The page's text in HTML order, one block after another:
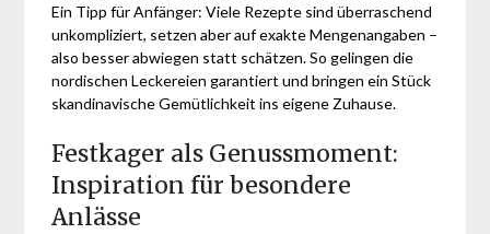
Ein Tipp für Anfänger: Viele Rezepte sind überraschend
unkompliziert, setzen aber auf exakte Mengenangaben –
also besser abwiegen statt schätzen. So gelingen die
nordischen Leckereien garantiert und bringen ein Stück
skandinavische Gemütlichkeit ins eigene Zuhause.
Festkager als Genussmoment:
Inspiration für besondere
Anlässe